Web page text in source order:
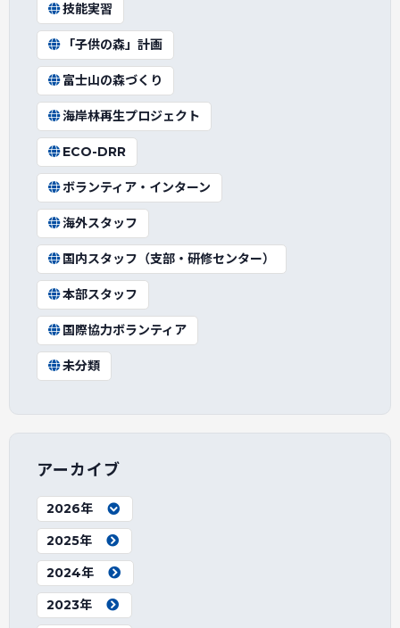
技能実習
「子供の森」計画
富士山の森づくり
海岸林再生プロジェクト
ECO-DRR
ボランティア・インターン
海外スタッフ
国内スタッフ（支部・研修センター）
本部スタッフ
国際協力ボランティア
未分類
アーカイブ
2026年
2025年
2024年
2023年